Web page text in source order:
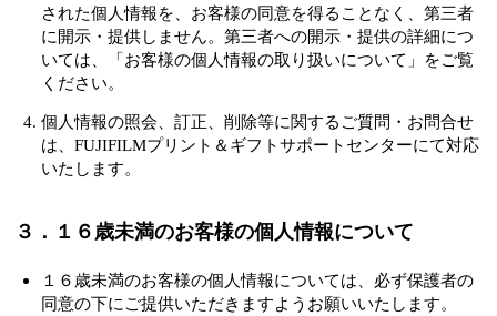
された個人情報を、お客様の同意を得ることなく、第三者
に開示・提供しません。第三者への開示・提供の詳細につ
いては、「お客様の個人情報の取り扱いについて」をご覧
ください。
個人情報の照会、訂正、削除等に関するご質問・お問合せ
は、FUJIFILMプリント＆ギフトサポートセンターにて対応
いたします。
３．１６歳未満のお客様の個人情報について
１６歳未満のお客様の個人情報については、必ず保護者の
同意の下にご提供いただきますようお願いいたします。